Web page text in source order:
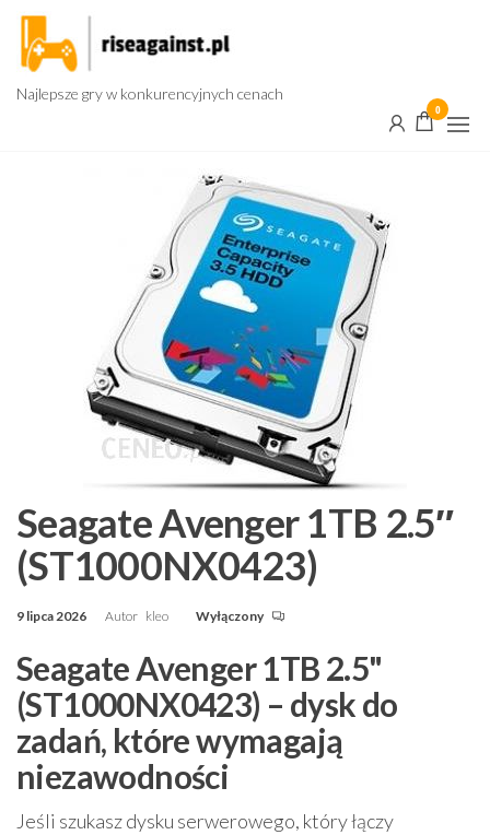
Przejdź
treści
Najlepsze gry w konkurencyjnych cenach
0
Seagate Avenger 1TB 2.5″
(ST1000NX0423)
9 lipca 2026 Autor kleo Wyłączony
Seagate Avenger 1TB 2.5"
(ST1000NX0423) – dysk do
zadań, które wymagają
niezawodności
Jeśli szukasz dysku serwerowego, który łączy